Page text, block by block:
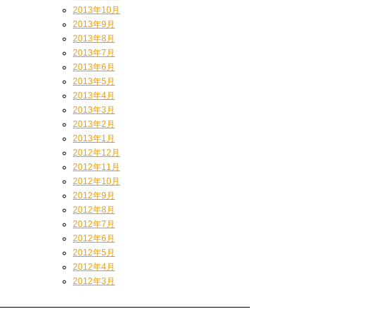
2013年10月
2013年9月
2013年8月
2013年7月
2013年6月
2013年5月
2013年4月
2013年3月
2013年2月
2013年1月
2012年12月
2012年11月
2012年10月
2012年9月
2012年8月
2012年7月
2012年6月
2012年5月
2012年4月
2012年3月